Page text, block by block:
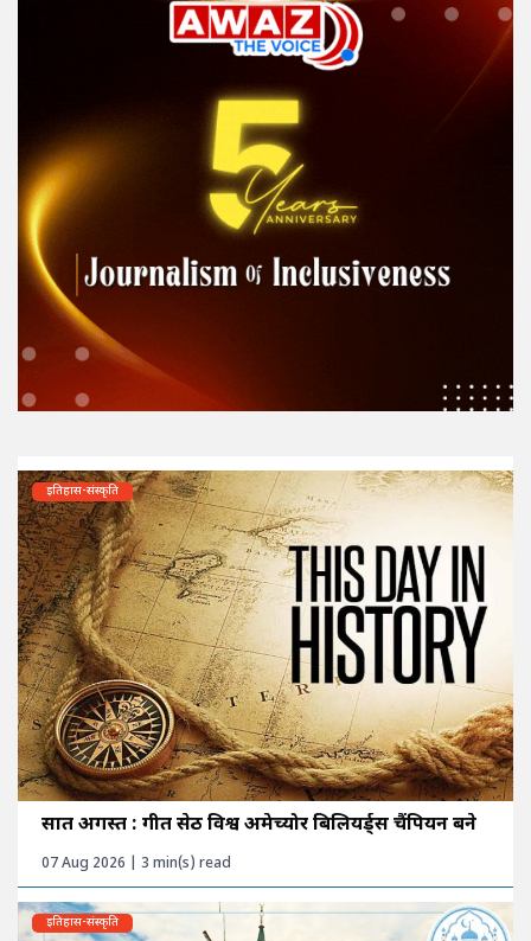
इतिहास-संस्कृति
सात अगस्त : गीत सेठी विश्व अमेच्योर बिलियर्ड्स चैंपियन बने
07 Aug 2026 | 3 min(s) read
इतिहास-संस्कृति